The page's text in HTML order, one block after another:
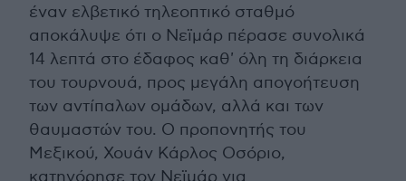
έναν ελβετικό τηλεοπτικό σταθμό
αποκάλυψε ότι ο Νεϊμάρ πέρασε συνολικά
14 λεπτά στο έδαφος καθ' όλη τη διάρκεια
του τουρνουά, προς μεγάλη απογοήτευση
των αντίπαλων ομάδων, αλλά και των
θαυμαστών του. Ο προπονητής του
Μεξικού, Χουάν Κάρλος Οσόριο,